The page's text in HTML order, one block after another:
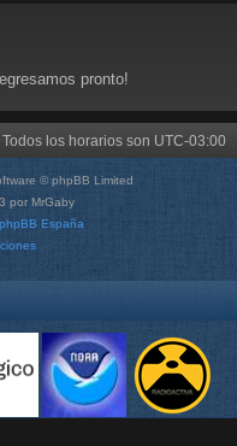
pronto!
Todos los horarios son UTC-03:00
© phpBB Limited
por MrGaby
phpBB España